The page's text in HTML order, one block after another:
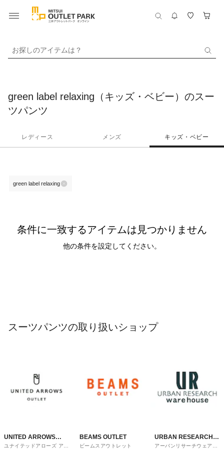
お探しのアイテムは？
green label relaxing（キッズ・ベビー）のスー
ツパンツ
レディース メンズ キッズ・ベビー
green label relaxing
条件に一致するアイテムは見つかりません
他の条件を設定してください。
スーツパンツの取り扱いショップ
UNITED ARROWS
OUTLET
ユナイテッドアローズ アウ
BEAMS OUTLET
ビームスアウトレット
URBAN RESEARCH
ware house
アーバンリサーチウェアハ